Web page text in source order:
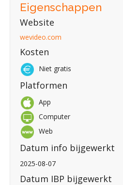
Eigenschappen
Website
wevideo.com
Kosten
Niet gratis
Platformen
App
Computer
Web
Datum info bijgewerkt
2025-08-07
Datum IBP bijgewerkt